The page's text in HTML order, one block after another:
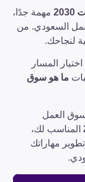
مهمة جدًا،
السعودي. من
لنجاحك.
المسار
ما هو سوق
سوق العمل
المناسب لك،
مهاراتك